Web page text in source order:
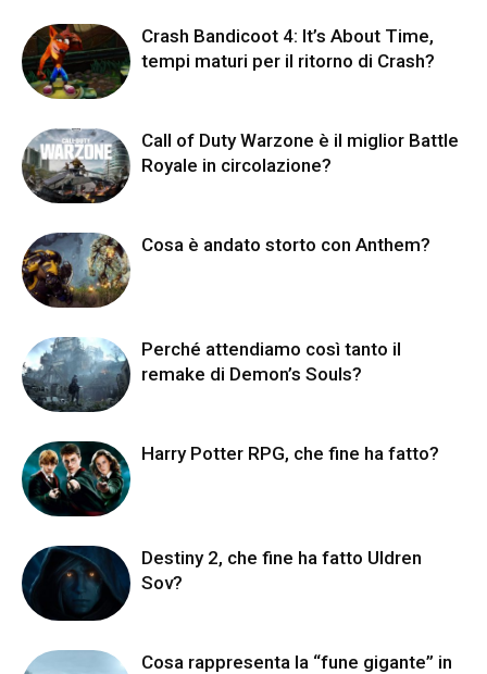
Crash Bandicoot 4: It’s About Time,
tempi maturi per il ritorno di Crash?
Call of Duty Warzone è il miglior Battle
Royale in circolazione?
Cosa è andato storto con Anthem?
Perché attendiamo così tanto il
remake di Demon’s Souls?
Harry Potter RPG, che fine ha fatto?
Destiny 2, che fine ha fatto Uldren
Sov?
Cosa rappresenta la “fune gigante” in